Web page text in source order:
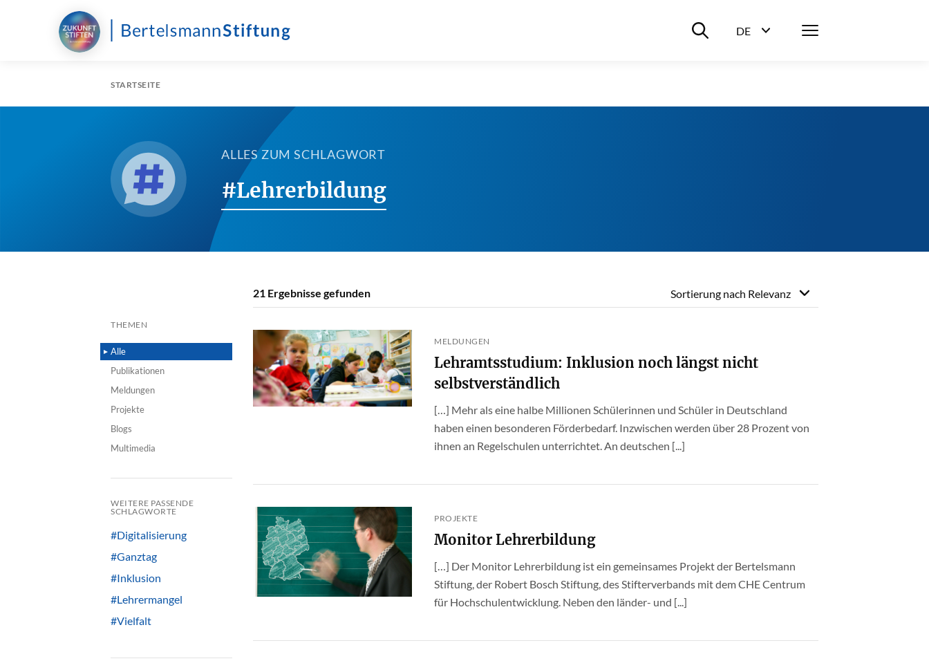
Suche ein-/ausblenden
DE
Menü
STARTSEITE
ALLES ZUM SCHLAGWORT
#Lehrerbildung
THEMEN
Alle
Publikationen
Meldungen
Projekte
Blogs
Multimedia
WEITERE PASSENDE
SCHLAGWORTE
#Digitalisierung
#Ganztag
#Inklusion
#Lehrermangel
#Vielfalt
21 Ergebnisse gefunden Sortierung nach Relevanz
MELDUNGEN
Lehramtsstudium: Inklusion noch längst nicht
selbstverständlich
[…] Mehr als eine halbe Millionen Schülerinnen und Schüler in Deutschland
haben einen besonderen Förderbedarf. Inzwischen werden über 28 Prozent von
ihnen an Regelschulen unterrichtet. An deutschen [...]
PROJEKTE
Monitor Lehrerbildung
[…] Der Monitor Lehrerbildung ist ein gemeinsames Projekt der Bertelsmann
Stiftung, der Robert Bosch Stiftung, des Stifterverbands mit dem CHE Centrum
für Hochschulentwicklung. Neben den länder- und [...]